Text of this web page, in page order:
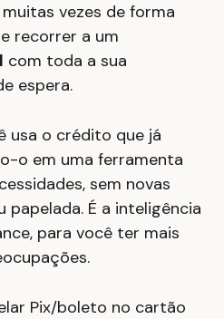
vezes de forma
recorrer a um
com toda a sua
espera.
usa o crédito que já
o em uma ferramenta
sem novas
papelada. É a inteligência
para você ter mais
Pix/boleto no cartão